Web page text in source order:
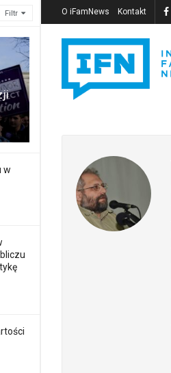
Filtr
w
O iFamNews Kontakt